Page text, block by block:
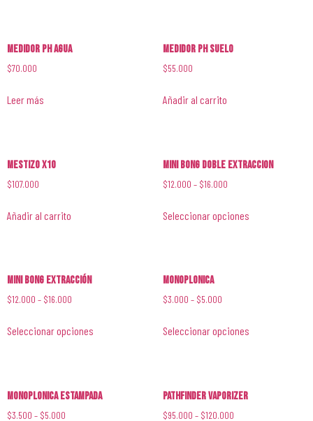
Medidor PH Agua
$70.000
Leer más
Medidor PH Suelo
$55.000
Añadir al carrito
Mestizo x10
$107.000
Añadir al carrito
Mini Bong Doble Extraccion
$12.000 – $16.000
Seleccionar opciones
Mini Bong Extracción
$12.000 – $16.000
Seleccionar opciones
Monoplonica
$3.000 – $5.000
Seleccionar opciones
Monoplonica Estampada
$3.500 – $5.000
Pathfinder Vaporizer
$95.000 – $120.000